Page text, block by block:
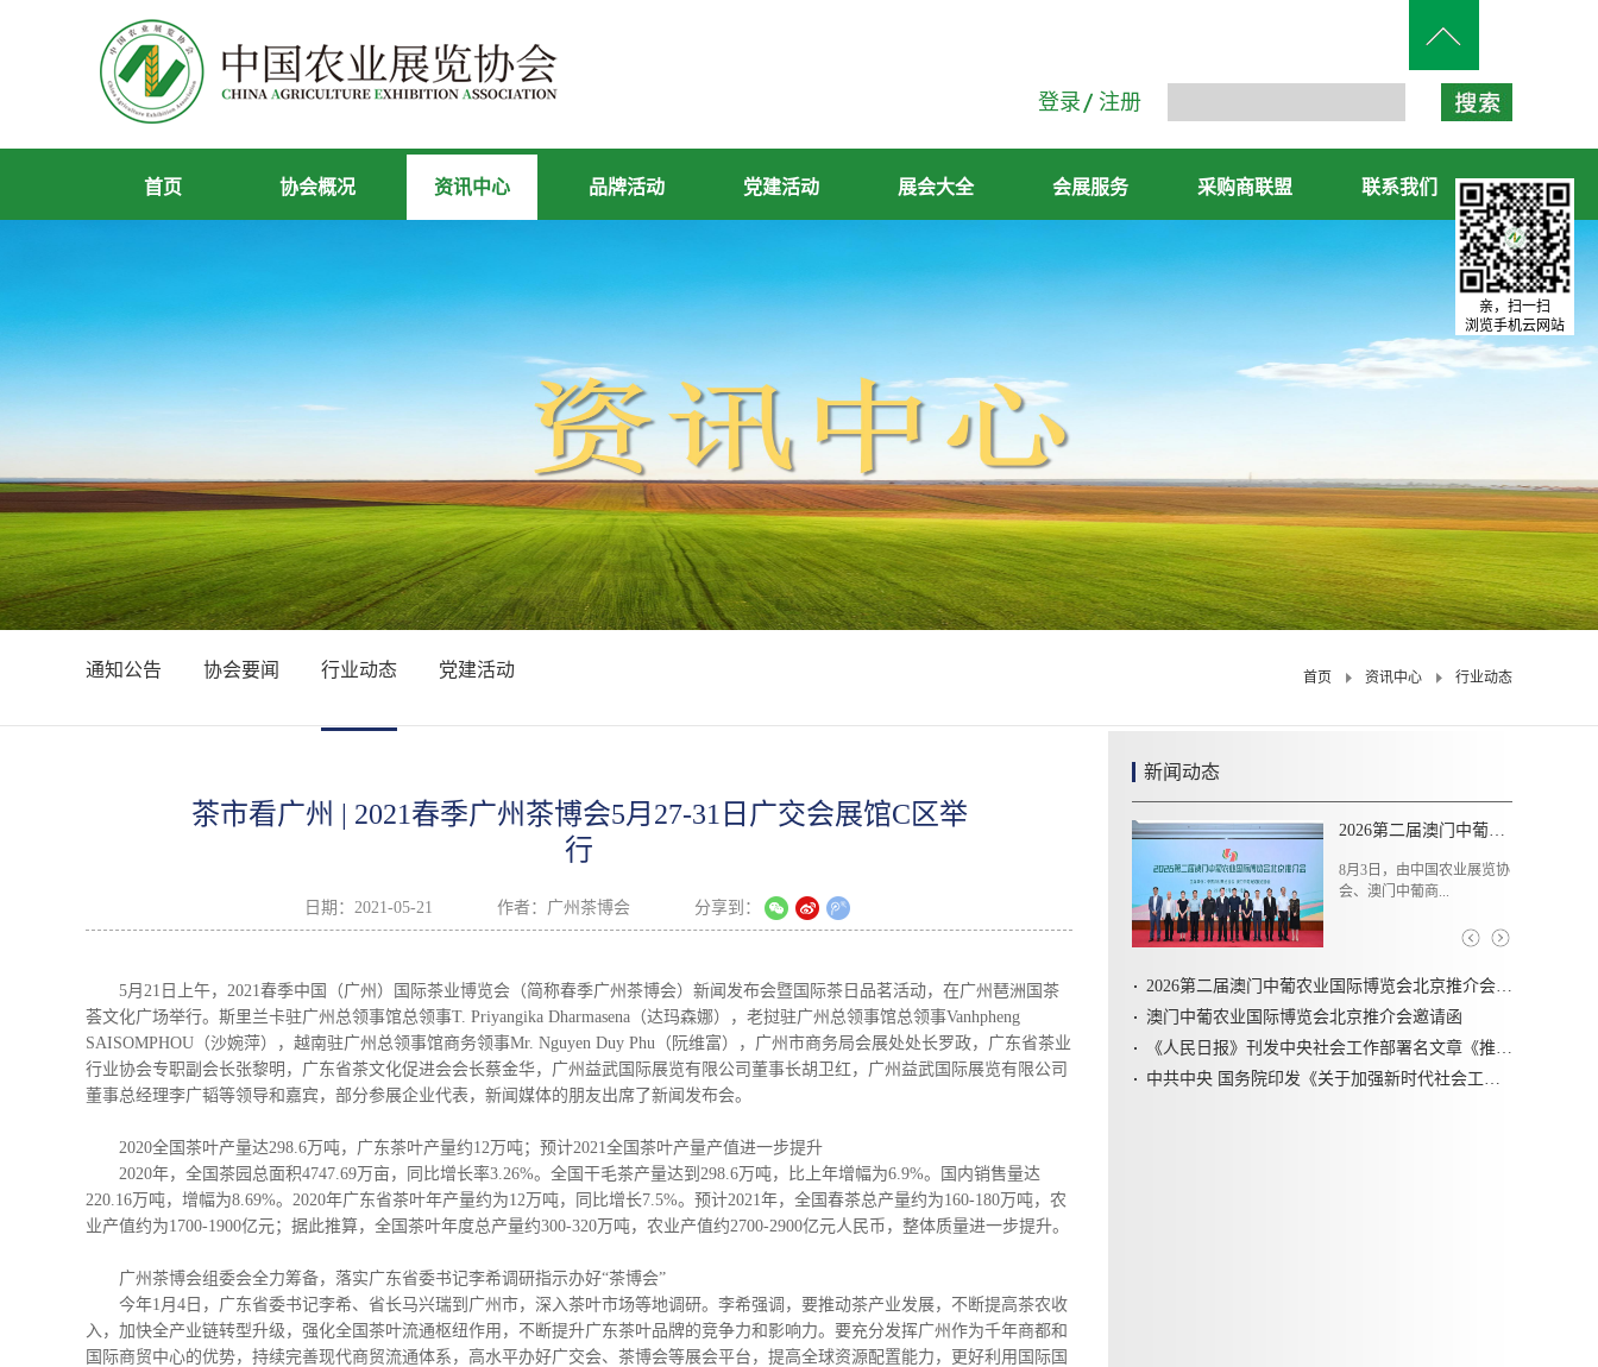
登录 注册
首页 协会概况 资讯中心 品牌活动 党建活动 展会大全 会展服务 采购商联盟 联系我们
通知公告 协会要闻 行业动态 党建活动 首页 资讯中心 行业动态
茶市看广州 | 2021春季广州茶博会5月27-31日广交会展馆C区举
行
日期： 2021-05-21 作者： 广州茶博会 分享到：
5月21日上午，2021春季中国（广州）国际茶业博览会（简称春季广州茶博会）新闻发布会暨国际茶日品茗活动，在广州琶洲国茶
荟文化广场举行。斯里兰卡驻广州总领事馆总领事T. Priyangika Dharmasena（达玛森娜），老挝驻广州总领事馆总领事Vanhpheng
SAISOMPHOU（沙婉萍），越南驻广州总领事馆商务领事Mr. Nguyen Duy Phu（阮维富），广州市商务局会展处处长罗政，广东省茶业
行业协会专职副会长张黎明，广东省茶文化促进会会长蔡金华，广州益武国际展览有限公司董事长胡卫红，广州益武国际展览有限公司
董事总经理李广韬等领导和嘉宾，部分参展企业代表，新闻媒体的朋友出席了新闻发布会。
2020全国茶叶产量达298.6万吨，广东茶叶产量约12万吨；预计2021全国茶叶产量产值进一步提升
2020年，全国茶园总面积4747.69万亩，同比增长率3.26%。全国干毛茶产量达到298.6万吨，比上年增幅为6.9%。国内销售量达
220.16万吨，增幅为8.69%。2020年广东省茶叶年产量约为12万吨，同比增长7.5%。预计2021年，全国春茶总产量约为160-180万吨，农
业产值约为1700-1900亿元；据此推算，全国茶叶年度总产量约300-320万吨，农业产值约2700-2900亿元人民币，整体质量进一步提升。
广州茶博会组委会全力筹备，落实广东省委书记李希调研指示办好“茶博会”
今年1月4日，广东省委书记李希、省长马兴瑞到广州市，深入茶叶市场等地调研。李希强调，要推动茶产业发展，不断提高茶农收
入，加快全产业链转型升级，强化全国茶叶流通枢纽作用，不断提升广东茶叶品牌的竞争力和影响力。要充分发挥广州作为千年商都和
国际商贸中心的优势，持续完善现代商贸流通体系，高水平办好广交会、茶博会等展会平台，提高全球资源配置能力，更好利用国际国
新闻动态
锻造农业“金字招牌”——“十四五”期间农业品牌建设综述
山河为卷，时代落笔。当
“十四五”的时代卷...
2026第二届澳门中葡农业国际博览会北京推介会圆满召开
澳门中葡农业国际博览会北京推介会邀请函
《人民日报》刊发中央社会工作部署名文章《推动新时代社会工作高质量发展 坚定不移走中国特色社会主义社会治理之路》
中共中央 国务院印发《关于加强新时代社会工作的意见》
亲，扫一扫
浏览手机云网站